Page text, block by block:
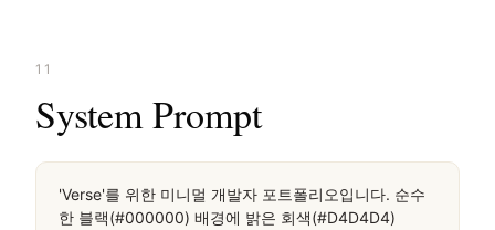
11
System Prompt
'Verse'를 위한 미니멀 개발자 포트폴리오입니다. 순수
한 블랙(#000000) 배경에 밝은 회색(#D4D4D4)